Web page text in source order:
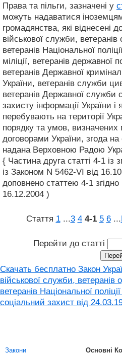
Права та пільги, зазначені у
можуть надаватися
громадянства, які віднесені
військової служби, ветеранів
ветеранів Національної
міліції, ветеранів державної
ветеранів Державної
України, ветеранів служби
ветеранів Державної служби
захисту інформації України і
перебувають на території
порядку та умов,
договорами України, згода на
надана Верховною Радою
{ Частина друга статті 4-1 із
із Законом N 5462-VI від
доповнено статтею 4-1
16.12.2004 )
Стаття 1 ...3 4 4‑1 5 6 ...
Перейти до статті
Скачать бесплатно Закон
військової служби, ветеранів
ветеранів Національної
соціальний захист від
Закони Основні